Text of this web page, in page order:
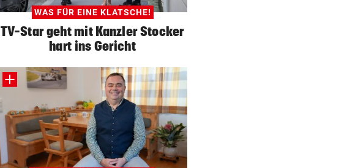
WAS FÜR EINE KLATSCHE!
TV-Star geht mit Kanzler Stocker
hart ins Gericht